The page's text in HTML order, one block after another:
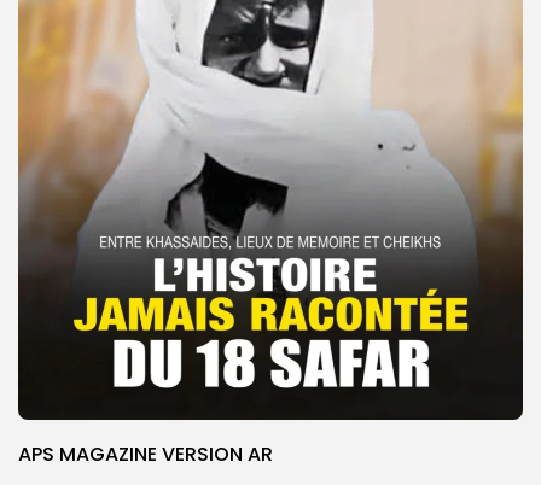
APS MAGAZINE VERSION AR